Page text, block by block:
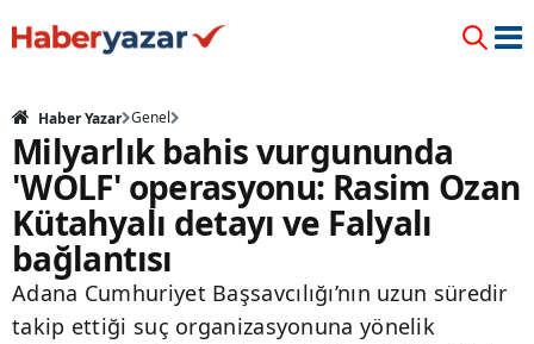
Haber Yazar Genel
Milyarlık bahis vurgununda
'WOLF' operasyonu: Rasim Ozan
Kütahyalı detayı ve Falyalı
bağlantısı
Adana Cumhuriyet Başsavcılığı’nın uzun süredir
takip ettiği suç organizasyonuna yönelik